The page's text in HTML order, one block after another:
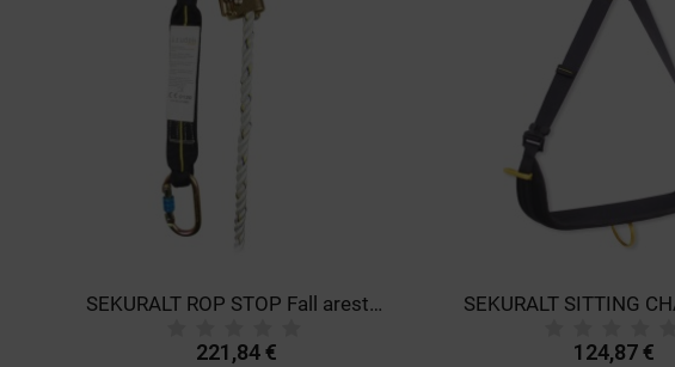
SEKURALT ROP STOP Fall arester on rope
221,84 € 124,87 €